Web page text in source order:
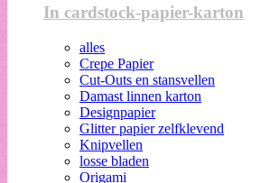
In cardstock-papier-karton
alles
Crepe Papier
Cut-Outs en stansvellen
Damast linnen karton
Designpapier
Glitter papier zelfklevend
Knipvellen
losse bladen
Origami